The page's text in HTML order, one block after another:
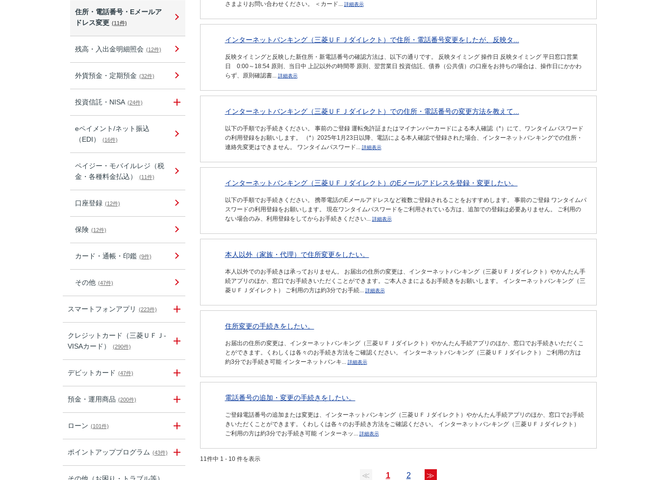
住所・電話番号・Eメールア
ドレス変更 (11件)
残高・入出金明細照会 (12件)
外貨預金・定期預金 (32件)
投資信託・NISA (24件)
eペイメント/ネット振込
（EDI）
(16件)
ペイジー・モバイルレジ（税
金・各種料金払込）
(11件)
口座登録 (12件)
保険 (12件)
カード・通帳・印鑑 (9件)
その他 (47件)
スマートフォンアプリ (223件)
クレジットカード（三菱ＵＦＪ-
VISAカード）
(290件)
デビットカード (47件)
預金・運用商品 (200件)
ローン (101件)
ポイントアッププログラム (43件)
さまよりお問い合わせください。 ＜カード... 詳細表示
インターネットバンキング（三菱ＵＦＪダイレクト）で住所・電話番号変更をしたが、反映タ...
反映タイミングと反映した新住所・新電話番号の確認方法は、以下の通りです。 反映タイミング 操作日 反映タイミング 平日窓口営業
日 0:00～18:54 原則、当日中 上記以外の時間帯 原則、翌営業日 投資信託、債券（公共債）の口座をお持ちの場合は、操作日にかかわ
らず、原則確認書... 詳細表示
インターネットバンキング（三菱ＵＦＪダイレクト）での住所・電話番号の変更方法を教えて...
以下の手順でお手続きください。 事前のご登録 運転免許証またはマイナンバーカードによる本人確認（*）にて、ワンタイムパスワード
の利用登録をお願いします。 （*）2025年1月23日以降、電話による本人確認で登録された場合、インターネットバンキングでの住所・
連絡先変更はできません。 ワンタイムパスワード... 詳細表示
インターネットバンキング（三菱ＵＦＪダイレクト）のEメールアドレスを登録・変更したい。
以下の手順でお手続きください。 携帯電話のEメールアドレスなど複数ご登録されることをおすすめします。 事前のご登録 ワンタイムパ
スワードの利用登録をお願いします。 現在ワンタイムパスワードをご利用されている方は、追加での登録は必要ありません。 ご利用の
ない場合のみ、利用登録をしてからお手続きください... 詳細表示
本人以外（家族・代理）で住所変更をしたい。
本人以外でのお手続きは承っておりません。 お届出の住所の変更は、インターネットバンキング（三菱ＵＦＪダイレクト）やかんたん手
続アプリのほか、窓口でお手続きいただくことができます。ご本人さまによるお手続きをお願いします。 インターネットバンキング（三
菱ＵＦＪダイレクト） ご利用の方は約3分でお手続... 詳細表示
住所変更の手続きをしたい。
お届出の住所の変更は、インターネットバンキング（三菱ＵＦＪダイレクト）やかんたん手続アプリのほか、窓口でお手続きいただくこ
とができます。くわしくは各々のお手続き方法をご確認ください。 インターネットバンキング（三菱ＵＦＪダイレクト） ご利用の方は
約3分でお手続き可能 インターネットバンキ... 詳細表示
電話番号の追加・変更の手続きをしたい。
ご登録電話番号の追加または変更は、インターネットバンキング（三菱ＵＦＪダイレクト）やかんたん手続アプリのほか、窓口でお手続
きいただくことができます。くわしくは各々のお手続き方法をご確認ください。 インターネットバンキング（三菱ＵＦＪダイレクト）
ご利用の方は約3分でお手続き可能 インターネッ... 詳細表示
11件中 1 - 10 件を表示
≪ 1 2 ≫